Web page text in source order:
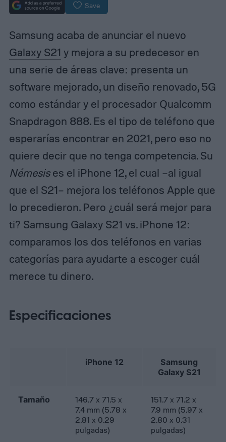
Save
Samsung acaba de anunciar el nuevo
Galaxy S21 y mejora a su predecesor en
una serie de áreas clave: presenta un
software mejorado, un diseño renovado, 5G
como estándar y el procesador Qualcomm
Snapdragon 888. Es el tipo de teléfono que
esperarías encontrar en 2021, pero eso no
quiere decir que no tenga competencia. Su
Némesises el iPhone 12, el cual –al igual
que el S21– mejora los teléfonos Apple que
lo precedieron. Pero ¿cuál será mejor para
ti? Samsung Galaxy S21 vs. iPhone 12:
comparamos los dos teléfonos en varias
categorías para ayudarte a escoger cuál
merece tu dinero.
Especificaciones
iPhone 12
Samsung
Galaxy S21
Tamaño
146.7 x 71.5 x
7.4 mm (5.78 x
2.81 x 0.29
pulgadas)
151.7 x 71.2 x
7.9 mm (5.97 x
2.80 x 0.31
pulgadas)